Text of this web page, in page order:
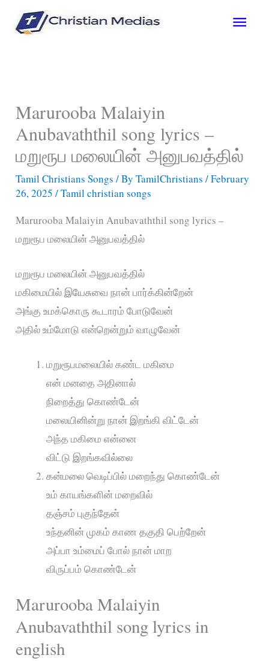
Main
Marurooba Malaiyin
Anubavaththil song lyrics –
மறுரூப மலையின் அனுபவத்தில்
Tamil Christians Songs / ByTamilChristians/February
26, 2025/Tamil christian songs
Marurooba Malaiyin Anubavaththil song lyrics –
மறுரூப மலையின் அனுபவத்தில்
மறுரூப மலையின் அனுபவத்தில்
மகிமையில் இயேசுவை நான் பார்க்கின்றேன்
அங்கு உமக்கொரு கூடாரம் போடுவேன்
அதில் உம்மோடு என்றென்றும் வாழுவேன்
மறுரூபமலையில் கண்ட மகிமை
என் மனதை அதினால்
நிறைத்து கொண்டேன்
மலையினின்று நான் இறங்கி விட்டேன்
அந்த மகிமை என்னை
விட்டு இறங்கவில்லை
கன்மலை வெடிப்பில் மறைந்து கொண்டேன்
உம் காயங்களின் மறைவில்
தஞ்சம் புகுந்தேன்
உந்தனின் முகம் காண தகுதி பெற்றேன்
அப்பா உம்மைப் போல் நான் மாற
விருப்பம் கொண்டேன்
Marurooba Malaiyin
Anubavaththil song lyrics in
english